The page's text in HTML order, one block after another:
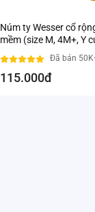
Núm ty Wesser cổ
mềm (size M, 4M+, Y
Đã bán
115.000đ